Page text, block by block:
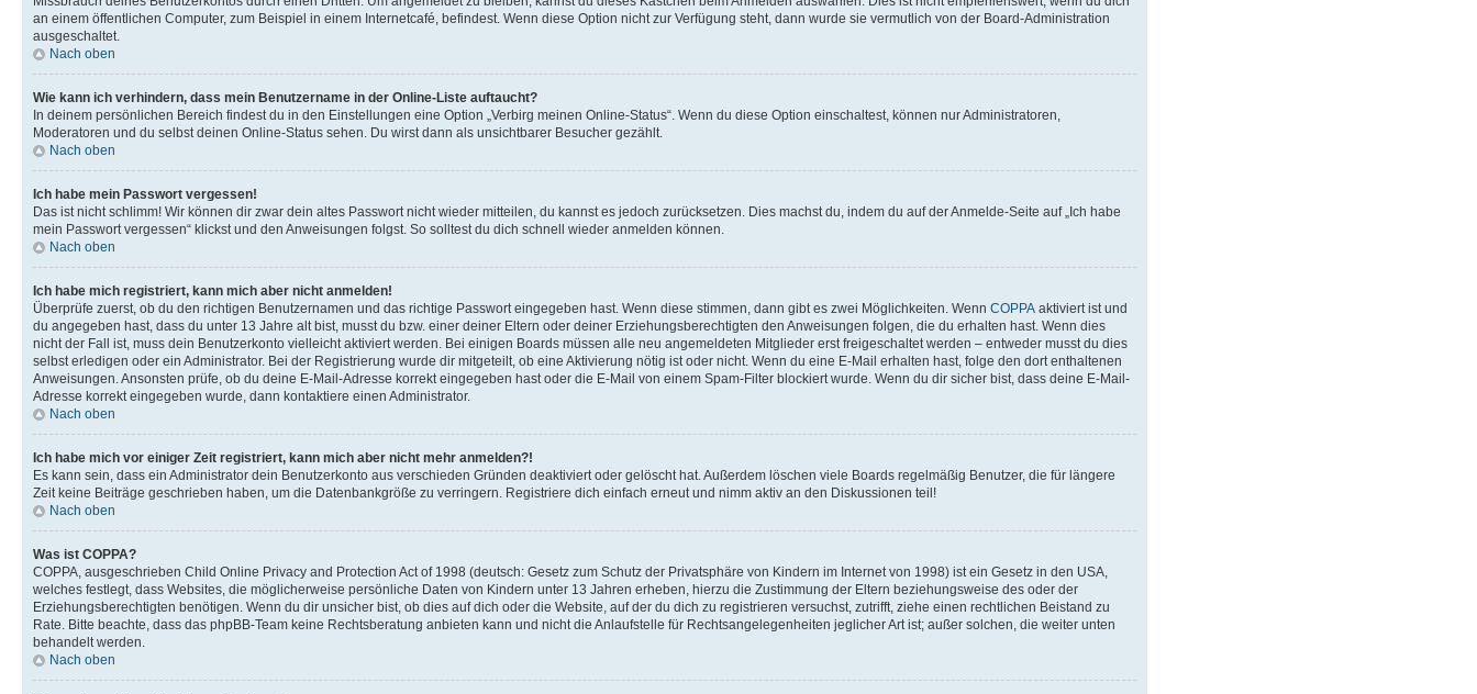
an einem öffentlichen Computer, zum Beispiel in einem Internetcafé, befindest. Wenn diese Option nicht zur Verfügung steht, dann wurde sie vermutlich von der Board-Administration
ausgeschaltet.
Nach oben
Wie kann ich verhindern, dass mein Benutzername in der Online-Liste auftaucht?
In deinem persönlichen Bereich findest du in den Einstellungen eine Option „Verbirg meinen Online-Status“. Wenn du diese Option einschaltest, können nur Administratoren,
Moderatoren und du selbst deinen Online-Status sehen. Du wirst dann als unsichtbarer Besucher gezählt.
Nach oben
Ich habe mein Passwort vergessen!
Das ist nicht schlimm! Wir können dir zwar dein altes Passwort nicht wieder mitteilen, du kannst es jedoch zurücksetzen. Dies machst du, indem du auf der Anmelde-Seite auf „Ich habe
mein Passwort vergessen“ klickst und den Anweisungen folgst. So solltest du dich schnell wieder anmelden können.
Nach oben
Ich habe mich registriert, kann mich aber nicht anmelden!
Überprüfe zuerst, ob du den richtigen Benutzernamen und das richtige Passwort eingegeben hast. Wenn diese stimmen, dann gibt es zwei Möglichkeiten. Wenn COPPA aktiviert ist und
du angegeben hast, dass du unter 13 Jahre alt bist, musst du bzw. einer deiner Eltern oder deiner Erziehungsberechtigten den Anweisungen folgen, die du erhalten hast. Wenn dies
nicht der Fall ist, muss dein Benutzerkonto vielleicht aktiviert werden. Bei einigen Boards müssen alle neu angemeldeten Mitglieder erst freigeschaltet werden – entweder musst du dies
selbst erledigen oder ein Administrator. Bei der Registrierung wurde dir mitgeteilt, ob eine Aktivierung nötig ist oder nicht. Wenn du eine E-Mail erhalten hast, folge den dort enthaltenen
Anweisungen. Ansonsten prüfe, ob du deine E-Mail-Adresse korrekt eingegeben hast oder die E-Mail von einem Spam-Filter blockiert wurde. Wenn du dir sicher bist, dass deine E-Mail-
Adresse korrekt eingegeben wurde, dann kontaktiere einen Administrator.
Nach oben
Ich habe mich vor einiger Zeit registriert, kann mich aber nicht mehr anmelden?!
Es kann sein, dass ein Administrator dein Benutzerkonto aus verschieden Gründen deaktiviert oder gelöscht hat. Außerdem löschen viele Boards regelmäßig Benutzer, die für längere
Zeit keine Beiträge geschrieben haben, um die Datenbankgröße zu verringern. Registriere dich einfach erneut und nimm aktiv an den Diskussionen teil!
Nach oben
Was ist COPPA?
COPPA, ausgeschrieben Child Online Privacy and Protection Act of 1998 (deutsch: Gesetz zum Schutz der Privatsphäre von Kindern im Internet von 1998) ist ein Gesetz in den USA,
welches festlegt, dass Websites, die möglicherweise persönliche Daten von Kindern unter 13 Jahren erheben, hierzu die Zustimmung der Eltern beziehungsweise des oder der
Erziehungsberechtigten benötigen. Wenn du dir unsicher bist, ob dies auf dich oder die Website, auf der du dich zu registrieren versuchst, zutrifft, ziehe einen rechtlichen Beistand zu
Rate. Bitte beachte, dass das phpBB-Team keine Rechtsberatung anbieten kann und nicht die Anlaufstelle für Rechtsangelegenheiten jeglicher Art ist; außer solchen, die weiter unten
behandelt werden.
Nach oben